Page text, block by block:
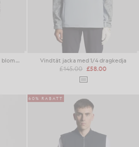
Skjorta i viskosblandning med blommönster i jacquard Vindtät jacka med 1/4 dragkedja
£145.00 £58.00
60% RABATT